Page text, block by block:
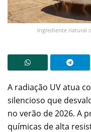
Ingrediente natural
A radiação UV atua
silencioso que
no verão de 2026. A
químicas de alta